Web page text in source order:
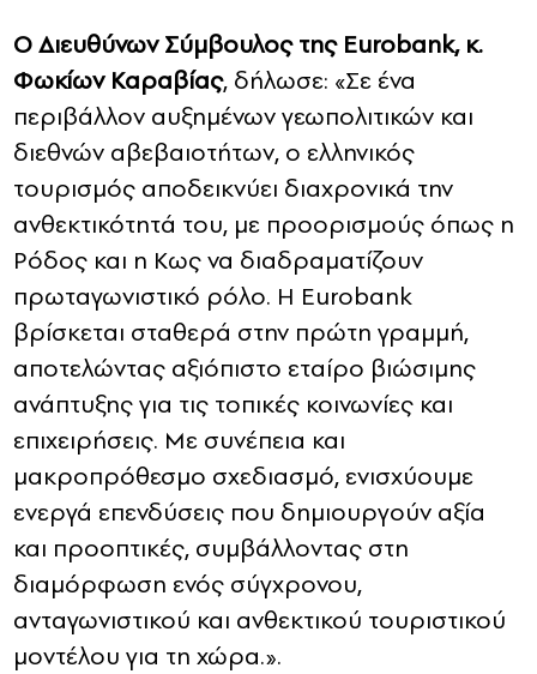
Ο Διευθύνων Σύμβουλος της Eurobank, κ.
Φωκίων Καραβίας, δήλωσε: «Σε ένα
περιβάλλον αυξημένων γεωπολιτικών και
διεθνών αβεβαιοτήτων, ο ελληνικός
τουρισμός αποδεικνύει διαχρονικά την
ανθεκτικότητά του, με προορισμούς όπως η
Ρόδος και η Κως να διαδραματίζουν
πρωταγωνιστικό ρόλο. Η Eurobank
βρίσκεται σταθερά στην πρώτη γραμμή,
αποτελώντας αξιόπιστο εταίρο βιώσιμης
ανάπτυξης για τις τοπικές κοινωνίες και
επιχειρήσεις. Με συνέπεια και
μακροπρόθεσμο σχεδιασμό, ενισχύουμε
ενεργά επενδύσεις που δημιουργούν αξία
και προοπτικές, συμβάλλοντας στη
διαμόρφωση ενός σύγχρονου,
ανταγωνιστικού και ανθεκτικού τουριστικού
μοντέλου για τη χώρα.».